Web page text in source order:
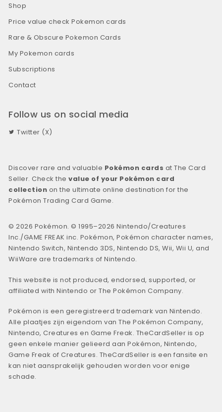
Shop
Price value check Pokemon cards
Rare & Obscure Pokemon Cards
My Pokemon cards
Subscriptions
Contact
Follow us on social media
Twitter (X)
Discover rare and valuable Pokémon cards at The Card
Seller. Check thevalue of your Pokémon card
collection on the ultimate online destination for the
Pokémon Trading Card Game.
© 2026 Pokémon. © 1995–2026 Nintendo/Creatures
Inc./GAME FREAK inc. Pokémon, Pokémon character names,
Nintendo Switch, Nintendo 3DS, Nintendo DS, Wii, Wii U, and
WiiWare are trademarks of Nintendo.
This website is not produced, endorsed, supported, or
affiliated with Nintendo or The Pokémon Company.
Pokémon is een geregistreerd trademark van Nintendo.
Alle plaatjes zijn eigendom van The Pokémon Company,
Nintendo, Creatures en Game Freak. TheCardSeller is op
geen enkele manier gelieerd aan Pokémon, Nintendo,
Game Freak of Creatures. TheCardSeller is een fansite en
kan niet aansprakelijk gehouden worden voor enige
schade.